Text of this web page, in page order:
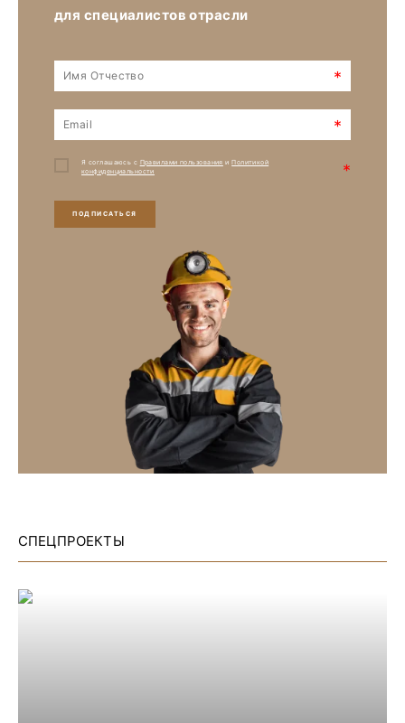
для специалистов отрасли
*
*
Я соглашаюсь с Правилами пользования иПолитикой
конфиденциальности
*
ПОДПИСАТЬСЯ
СПЕЦПРОЕКТЫ